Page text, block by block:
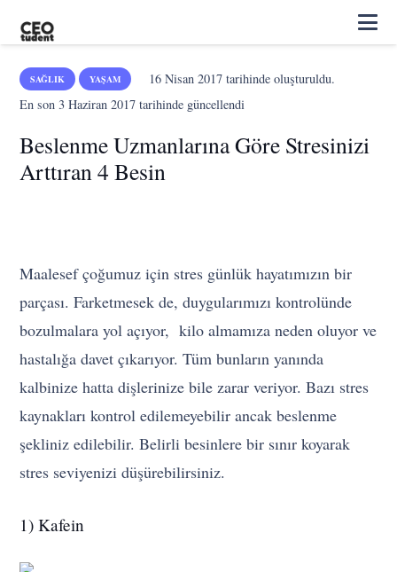
SAĞLIK YAŞAM 16 Nisan 2017tarihinde oluşturuldu.
En son3 Haziran 2017 tarihinde güncellendi
Beslenme Uzmanlarına Göre Stresinizi
Arttıran 4 Besin
Maalesef çoğumuz için stres günlük hayatımızın bir
parçası. Farketmesek de, duygularımızı kontrolünde
bozulmalara yol açıyor, kilo almamıza neden oluyor ve
hastalığa davet çıkarıyor. Tüm bunların yanında
kalbinize hatta dişlerinize bile zarar veriyor. Bazı stres
kaynakları kontrol edilemeyebilir ancak beslenme
şekliniz edilebilir. Belirli besinlere bir sınır koyarak
stres seviyenizi düşürebilirsiniz.
1) Kafein